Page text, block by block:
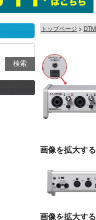
トップページ DTM
画像を拡大する
画像を拡大する